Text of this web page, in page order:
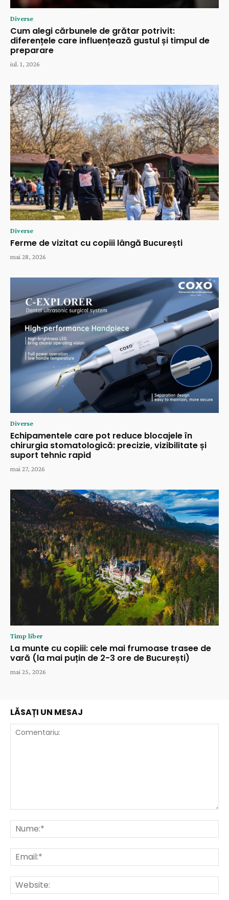
Diverse
Cum alegi cărbunele de grătar potrivit:
diferențele care influențează gustul și timpul de
preparare
iul. 1, 2026
Diverse
Ferme de vizitat cu copiii lângă București
mai 28, 2026
Diverse
Echipamentele care pot reduce blocajele în
chirurgia stomatologică: precizie, vizibilitate și
suport tehnic rapid
mai 27, 2026
Timp liber
La munte cu copiii: cele mai frumoase trasee de
vară (la mai puțin de 2-3 ore de București)
mai 25, 2026
LĂSAȚI UN MESAJ